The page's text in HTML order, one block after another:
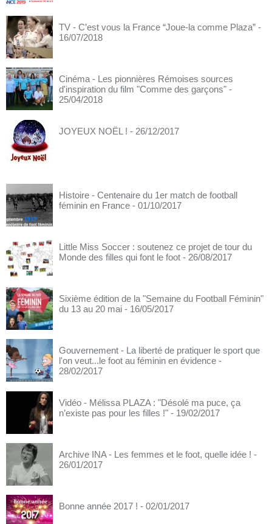
TV - C’est vous la France “Joue-la comme Plaza” -
16/07/2018
Cinéma - Les pionnières Rémoises sources
d'inspiration du film "Comme des garçons" -
25/04/2018
JOYEUX NOËL ! - 26/12/2017
Histoire - Centenaire du 1er match de football
féminin en France - 01/10/2017
Little Miss Soccer : soutenez ce projet de tour du
Monde des filles qui font le foot - 26/08/2017
Sixième édition de la "Semaine du Football Féminin"
du 13 au 20 mai - 16/05/2017
Gouvernement - La liberté de pratiquer le sport que
l'on veut...le foot au féminin en évidence -
28/02/2017
Vidéo - Mélissa PLAZA : "Désolé ma puce, ça
n’existe pas pour les filles !" - 19/02/2017
Archive INA - Les femmes et le foot, quelle idée ! -
26/01/2017
Bonne année 2017 ! - 02/01/2017